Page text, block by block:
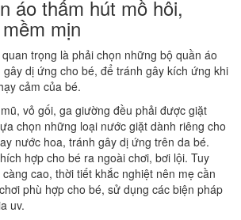
áo thấm hút mồ hôi,
mịn
trọng là phải chọn những bộ quần áo
gây dị ứng cho bé, để tránh gây kích ứng khi
cảm của bé.
vỏ gối, ga giường đều phải được giặt
chọn những loại nước giặt dành riêng cho
nước hoa, tránh gây dị ứng trên da bé.
hợp cho bé ra ngoài chơi, bơi lội. Tuy
cao, thời tiết khắc nghiệt nên mẹ cần
phù hợp cho bé, sử dụng các biện pháp
uv.